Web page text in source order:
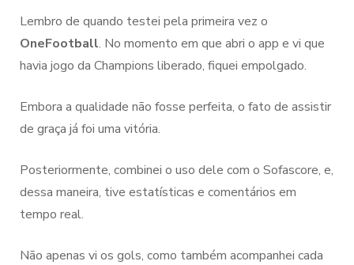
Lembro de quando testei pela primeira vez o
OneFootball. No momento em que abri o app e vi que
havia jogo da Champions liberado, fiquei empolgado.
Embora a qualidade não fosse perfeita, o fato de assistir
de graça já foi uma vitória.
Posteriormente, combinei o uso dele com o Sofascore, e,
dessa maneira, tive estatísticas e comentários em
tempo real.
Não apenas vi os gols, como também acompanhei cada